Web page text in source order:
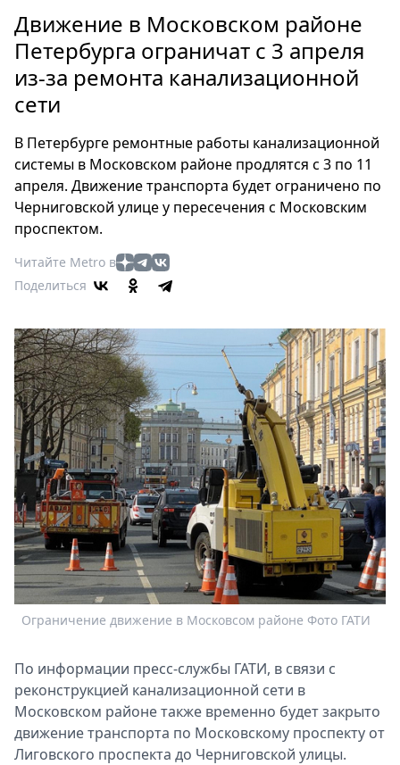
Россия
Мир
Здоровье
Мода
Театр
Кино
Афиша
Книги
Выставки
Пресс-
релизы
О
Metro
Стримы
Спецпроекты
Звезды
Выборы
2026
Скачай
Metro
Движение в Московском районе
Петербурга ограничат с 3 апреля
из-за ремонта канализационной
сети
В Петербурге ремонтные работы канализационной
системы в Московском районе продлятся с 3 по 11
апреля. Движение транспорта будет ограничено по
Черниговской улице у пересечения с Московским
проспектом.
Читайте Metro в
Поделиться
Ограничение движение в Московсом районе Фото ГАТИ
По информации пресс-службы ГАТИ, в связи с
реконструкцией канализационной сети в
Московском районе также временно будет закрыто
движение транспорта по Московскому проспекту от
Лиговского проспекта до Черниговской улицы.